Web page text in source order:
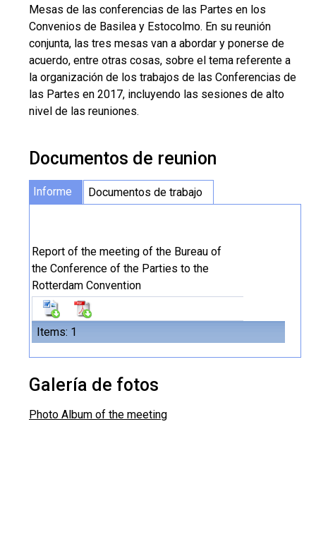
Mesas de las conferencias de las Partes en los
Convenios de Basilea y Estocolmo. En su reunión
conjunta, las tres mesas van a abordar y ponerse de
acuerdo, entre otras cosas, sobre el tema referente a
la organización de los trabajos de las Conferencias de
las Partes en 2017, incluyendo las sesiones de alto
nivel de las reuniones.
Documentos de reunion
Informe Documentos de trabajo
Items: 1
Report of the meeting of the Bureau of
the Conference of the Parties to the
Rotterdam Convention
Galería de fotos
Photo Album of the meeting